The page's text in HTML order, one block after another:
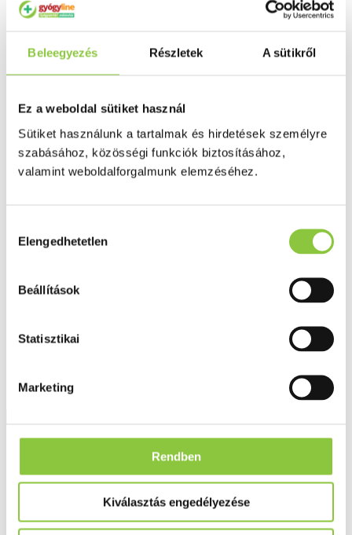
Beleegyezés Részletek A sütikről
Ez a weboldal sütiket használ
Sütiket használunk a tartalmak és hirdetések személyre
szabásához, közösségi funkciók biztosításához,
valamint weboldalforgalmunk elemzéséhez.
kiválasztása
Elengedhetetlen
Beállítások
Statisztikai
Marketing
Rendben
Kiválasztás engedélyezése
Fertőzések, hüvelyflóra helyreállítás
Férfi problémák
Potencia
Aranyér
Visszér
Koleszterinszint csökkentők, omega 3
Vérnyomás és szív gyógyszerei
Fogkefe
Tápszer
Egykomponensű készítmények
Cantharis 4 g - hígítás C5